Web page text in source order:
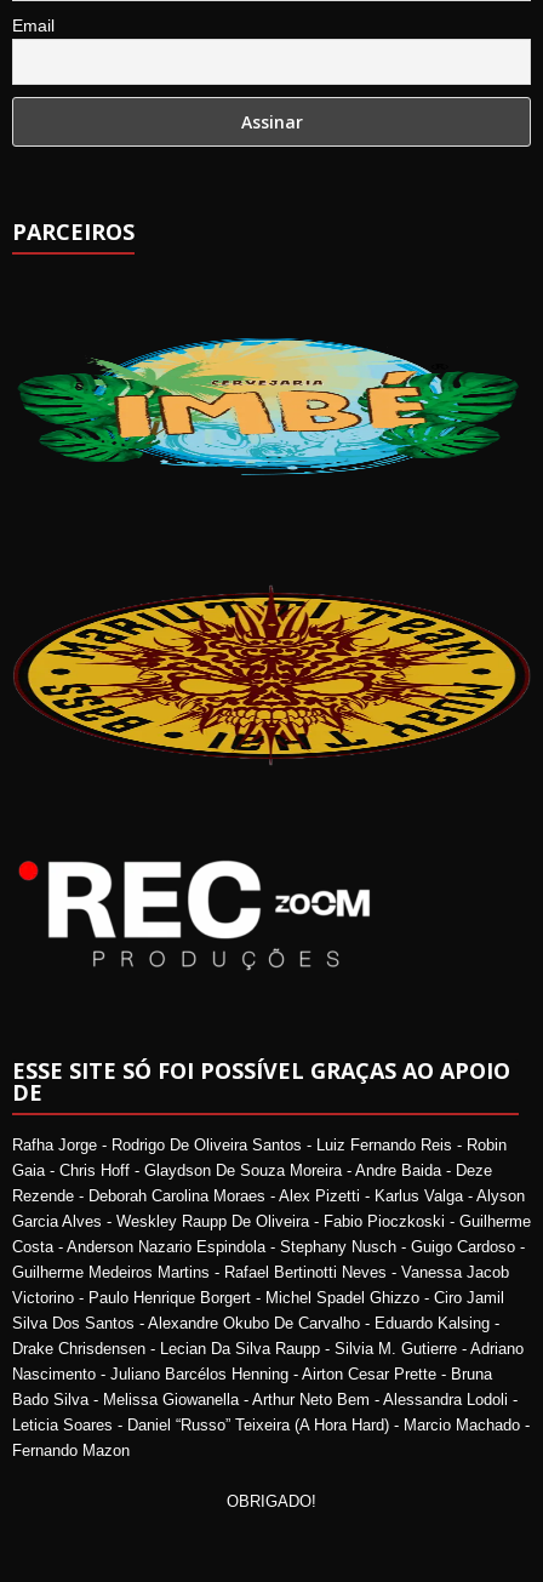
Email
PARCEIROS
ESSE SITE SÓ FOI POSSÍVEL GRAÇAS AO APOIO
DE
Rafha Jorge - Rodrigo De Oliveira Santos - Luiz Fernando Reis - Robin
Gaia - Chris Hoff - Glaydson De Souza Moreira - Andre Baida - Deze
Rezende - Deborah Carolina Moraes - Alex Pizetti - Karlus Valga - Alyson
Garcia Alves - Weskley Raupp De Oliveira - Fabio Pioczkoski - Guilherme
Costa - Anderson Nazario Espindola - Stephany Nusch - Guigo Cardoso -
Guilherme Medeiros Martins - Rafael Bertinotti Neves - Vanessa Jacob
Victorino - Paulo Henrique Borgert - Michel Spadel Ghizzo - Ciro Jamil
Silva Dos Santos - Alexandre Okubo De Carvalho - Eduardo Kalsing -
Drake Chrisdensen - Lecian Da Silva Raupp - Silvia M. Gutierre - Adriano
Nascimento - Juliano Barcélos Henning - Airton Cesar Prette - Bruna
Bado Silva - Melissa Giowanella - Arthur Neto Bem - Alessandra Lodoli -
Leticia Soares - Daniel “Russo” Teixeira (A Hora Hard) - Marcio Machado -
Fernando Mazon
OBRIGADO!